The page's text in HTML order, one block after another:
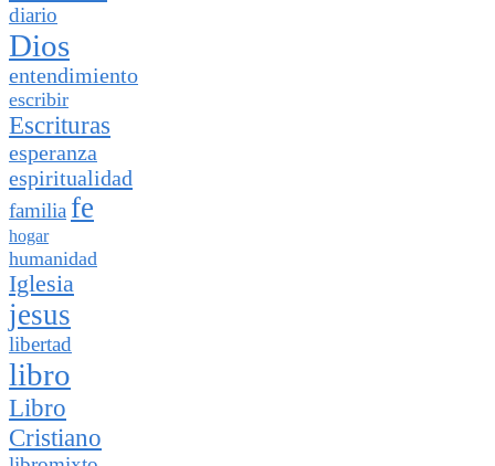
diario
Dios
entendimiento
escribir
Escrituras
esperanza
espiritualidad
familia fe
hogar
humanidad
Iglesia
jesus
libertad
libro
Libro
Cristiano